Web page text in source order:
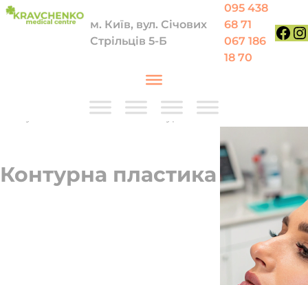
Перейти до вмісту
м. Київ, вул. Січових
Стрільців 5-Б
095 438
68 71
067 186
18 70
Косметологія—Контурна пластика
Контурна пластика